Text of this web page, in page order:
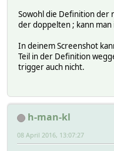
Sowohl die Definition der
der doppelten ; kann
In deinem Screenshot
Teil in der Definition
trigger auch nicht.
h-man-kl
08 April 2016, 13:07:27